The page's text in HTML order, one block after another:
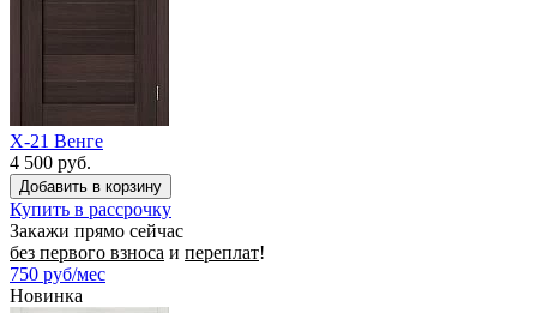
X-21 Венге
4 500 руб.
Купить в рассрочку
Закажи прямо сейчас
без первого взноса и переплат!
750 руб/мес
Новинка